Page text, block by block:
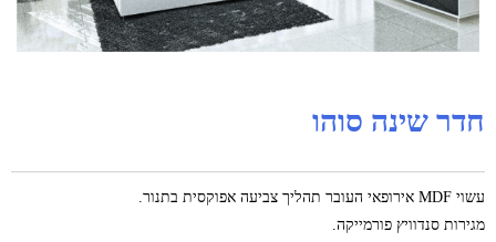
חדר שינה סוהו
עשוי MDF אירופאי העובר תהליך צביעה אפוקסית בתנור.
מגירות סנדוויץ פורמייקה.